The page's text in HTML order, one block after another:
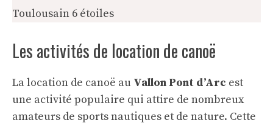
Toulousain 6 étoiles
Les activités de location de canoë
La location de canoë au Vallon Pont d’Arc est
une activité populaire qui attire de nombreux
amateurs de sports nautiques et de nature. Cette